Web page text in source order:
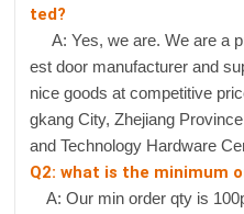
ted?
A: Yes, we are. We are a
est door manufacturer and
nice goods at competitive
gkang City, Zhejiang
and Technology Hardware
Q2: what is the minimum
A: Our min order qty is